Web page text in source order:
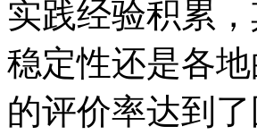
实践经验积累
稳定性还是各
的评价率达到